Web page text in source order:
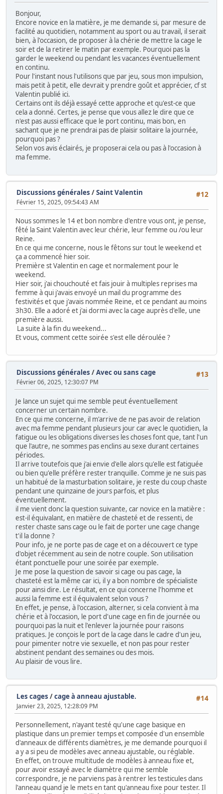
Bonjour,
Encore novice en la matière, je me demande si, par mesure de
facilité au quotidien, notamment au sport ou au travail, il serait
bien, à l'occasion, de proposer à la chérie de mettre la cage le
soir et de la retirer le matin par exemple. Pourquoi pas la
garder le weekend ou pendant les vacances éventuellement
en continu.
Pour l'instant nous l'utilisons que par jeu, sous mon impulsion,
mais petit à petit, elle devrait y prendre goût et apprécier, cf st
Valentin publié ici.
Certains ont ils déjà essayé cette approche et qu'est-ce que
cela a donné. Certes, je pense que vous allez le dire que ce
n'est pas aussi efficace que le port continu, mais bon, en
sachant que je ne prendrai pas de plaisir solitaire la journée,
pourquoi pas ?
Selon vos avis éclairés, je proposerai cela ou pas à l'occasion à
ma femme.
#12
Discussions générales /Saint Valentin
Février 15, 2025, 09:54:43 AM
Nous sommes le 14 et bon nombre d'entre vous ont, je pense,
fêté la Saint Valentin avec leur chérie, leur femme ou /ou leur
Reine.
En ce qui me concerne, nous le fêtons sur tout le weekend et
ça a commencé hier soir.
Première st Valentin en cage et normalement pour le
weekend.
Hier soir, j'ai chouchouté et fais jouir à multiples reprises ma
femme à qui j'avais envoyé un mail du programme des
festivités et que j'avais nommée Reine, et ce pendant au moins
3h30. Elle a adoré et j'ai dormi avec la cage auprès d'elle, une
première aussi.
La suite à la fin du weekend...
Et vous, comment cette soirée s'est elle déroulée ?
#13
Discussions générales /Avec ou sans cage
Février 06, 2025, 12:30:07 PM
Je lance un sujet qui me semble peut éventuellement
concerner un certain nombre.
En ce qui me concerne, il m'arrive de ne pas avoir de relation
avec ma femme pendant plusieurs jour car avec le quotidien, la
fatigue ou les obligations diverses les choses font que, tant l'un
que l'autre, ne sommes pas enclins au sexe durant certaines
périodes.
Il arrive toutefois que j'ai envie d'elle alors qu'elle est fatiguée
ou bien qu'elle préfère rester tranquille. Comme je ne suis pas
un habitué de la masturbation solitaire, je reste du coup chaste
pendant une quinzaine de jours parfois, et plus
éventuellement.
il me vient donc la question suivante, car novice en la matière :
est-il équivalant, en matière de chasteté et de ressenti, de
rester chaste sans cage ou le fait de porter une cage change
t'il la donne ?
Pour info, je ne porte pas de cage et on a découvert ce type
d'objet récemment au sein de notre couple. Son utilisation
étant ponctuelle pour une soirée par exemple.
Je me pose la question de savoir si cage ou pas cage, la
chasteté est la même car ici, il y a bon nombre de spécialiste
pour ainsi dire. Le résultat, en ce qui concerne l'homme et
aussi la femme est il équivalent selon vous ?
En effet, je pense, à l'occasion, alterner, si cela convient à ma
chérie et à l'occasion, le port d'une cage en fin de journée ou
pourquoi pas la nuit et l'enlever la journée pour raisons
pratiques. Je conçois le port de la cage dans le cadre d'un jeu,
pour pimenter notre vie sexuelle, et non pas pour rester
abstinent pendant des semaines ou des mois.
Au plaisir de vous lire.
#14
Les cages /cage à anneau ajustable.
Janvier 23, 2025, 12:28:09 PM
Personnellement, n'ayant testé qu'une cage basique en
plastique dans un premier temps et composée d'un ensemble
d'anneaux de différents diamètres, je me demande pourquoi il
a y a si peu de modèles avec anneau ajustable, ou réglable.
En effet, on trouve multitude de modèles à anneau fixe et,
pour avoir essayé avec le diamètre qui me semble
correspondre, je ne parviens pas à rentrer les testicules dans
l'anneau quand je le mets en tant qu'anneau fixe pour tester. Il